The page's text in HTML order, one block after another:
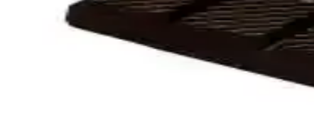
Torku Bayram Çikolata: Geleneksel Tat ve Güncel
Torku Bayram Çikolata, uygun fiyatlı ve erişilebilir paketleriyle,
Bitter Çikolata ve Kalori Değeri: Sağlıklı Tüketim
Bitter çikolata, yüksek kakao oranıyla daha sağlıklıdır ancak